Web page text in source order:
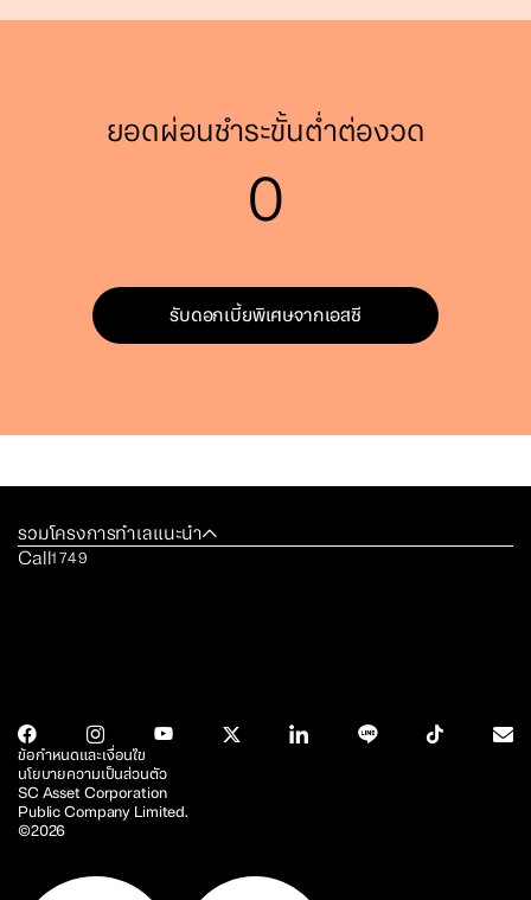
ยอดผ่อนชำระขั้นต่ำต่องวด
0
รับดอกเบี้ยพิเศษจากเอสซี
รวมโครงการทำเลแนะนำ
Call1749
SC Asset Corporation
Public Company Limited.
©2026
ข้อกำหนดและเงื่อนไข
นโยบายความเป็นส่วนตัว